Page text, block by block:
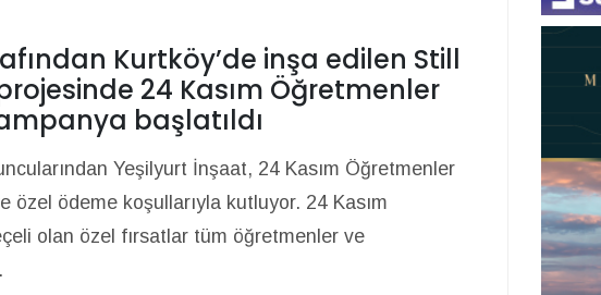
Kurtköy’de inşa edilen Still
24 Kasım Öğretmenler
başlatıldı
Yeşilyurt İnşaat, 24 Kasım Öğretmenler
özel ödeme koşullarıyla kutluyor. 24 Kasım
olan özel fırsatlar tüm öğretmenler ve